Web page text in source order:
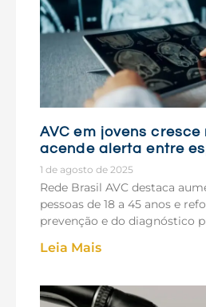
AVC em jovens
acende alerta entre
1 de agosto de 2025
Rede Brasil AVC destaca
pessoas de 18 a 45 anos e
prevenção e do diagnóstico
Leia Mais